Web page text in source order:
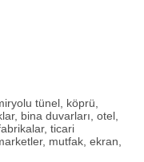
tünel, köprü,
bina duvarları, otel,
ticari
mutfak, ekran,